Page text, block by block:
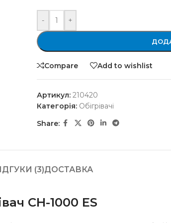
- +
Compare Add to wishlist
Артикул: 210420
Категорія: Обігрівачі
Share:
(3)ДОСТАВКА
CH-1000 ES